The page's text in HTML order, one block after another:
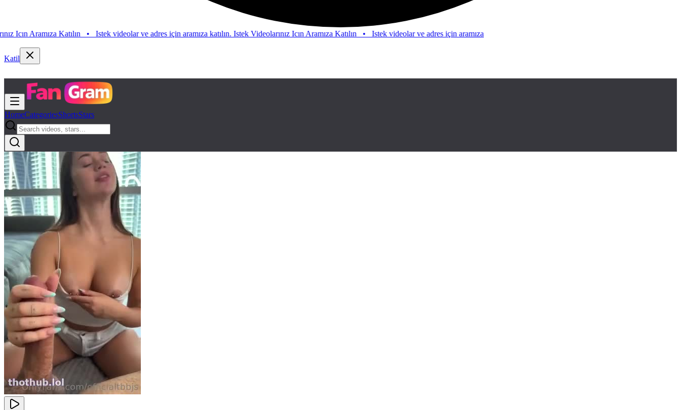
Katılın•Istek videolar ve adres için aramıza katılın. Istek Videolarınız Icın Aramıza Katılın•Istek videolar ve adres için aramıza
Katil
HomeCategoriesShortsStars